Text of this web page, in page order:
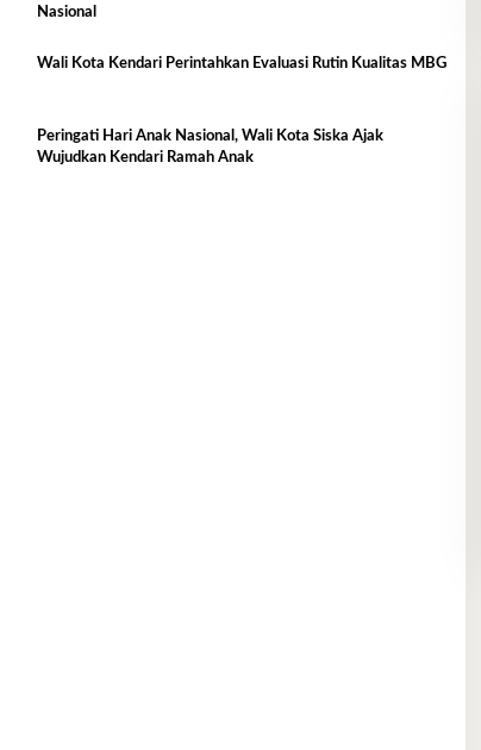
Nasional
Wali Kota Kendari Perintahkan Evaluasi Rutin Kualitas MBG
Peringati Hari Anak Nasional, Wali Kota Siska Ajak
Wujudkan Kendari Ramah Anak